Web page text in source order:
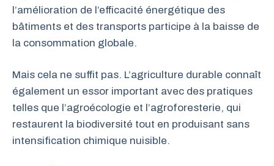
l’amélioration de l’efficacité énergétique des
bâtiments et des transports participe à la baisse de
la consommation globale.
Mais cela ne suffit pas. L’agriculture durable connaît
également un essor important avec des pratiques
telles que l’agroécologie et l’agroforesterie, qui
restaurent la biodiversité tout en produisant sans
intensification chimique nuisible.